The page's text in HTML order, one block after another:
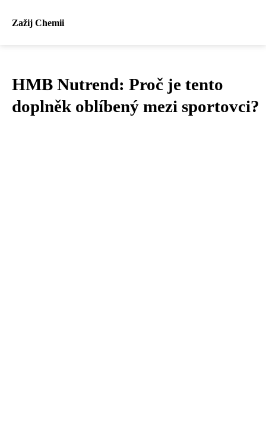
Zažij Chemii
HMB Nutrend: Proč je tento
doplněk oblíbený mezi sportovci?